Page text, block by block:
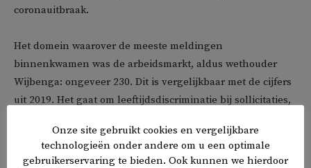
coronauitbraak.
Het domein waarover de meeste meldingen
binnenkwamen was de arbeidsmarkt, aldus wethouder
Wijbenga: ongeveer 230. Dit is vergelijkbaar met de cijfers
uit 2019. Het gaat om leeftijdsdiscriminatie bij sollicitaties,
mensen die getreiterd worden vanwege hun etnische
achtergrond.
Onze site gebruikt cookies en vergelijkbare
technologieën onder andere om u een optimale
gebruikerservaring te bieden. Ook kunnen we hierdoor